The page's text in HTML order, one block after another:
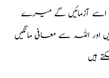
اسے آزمائيں گے میرے
اللہ سے معافی مانگیں
ہیں